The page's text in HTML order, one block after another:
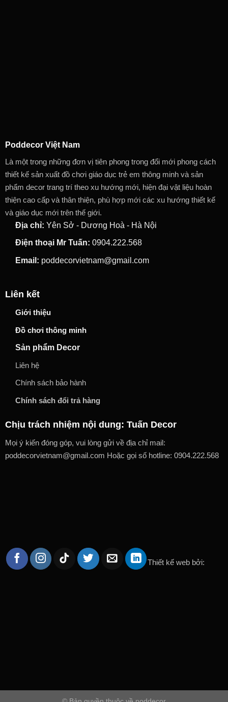
Poddecor Việt Nam
Là một trong những đơn vị tiên phong trong đổi mới phong cách
thiết kế sản xuất đồ chơi giáo dục trẻ em thông minh và sản
phẩm decor trang trí theo xu hướng mới, hiện đại vật liệu hoàn
thiện cao cấp và thân thiện, phù hợp mới các xu hướng thiết kế
và giáo dục mới trên thế giới.
Địa chỉ: Yên Sở - Dương Hoà - Hà Nội
Điện thoại Mr Tuấn: 0904.222.568
Email: poddecorvietnam@gmail.com
Liên kết
Giới thiệu
Đồ chơi thông minh
Sản phẩm Decor
Liên hệ
Chính sách bảo hành
Chính sách đổi trả hàng
Chịu trách nhiệm nội dung: Tuấn Decor
Mọi ý kiến đóng góp, vui lòng gửi về địa chỉ mail:
poddecorvietnam@gmail.com Hoặc gọi số hotline: 0904.222.568
Thiết kế web bởi: